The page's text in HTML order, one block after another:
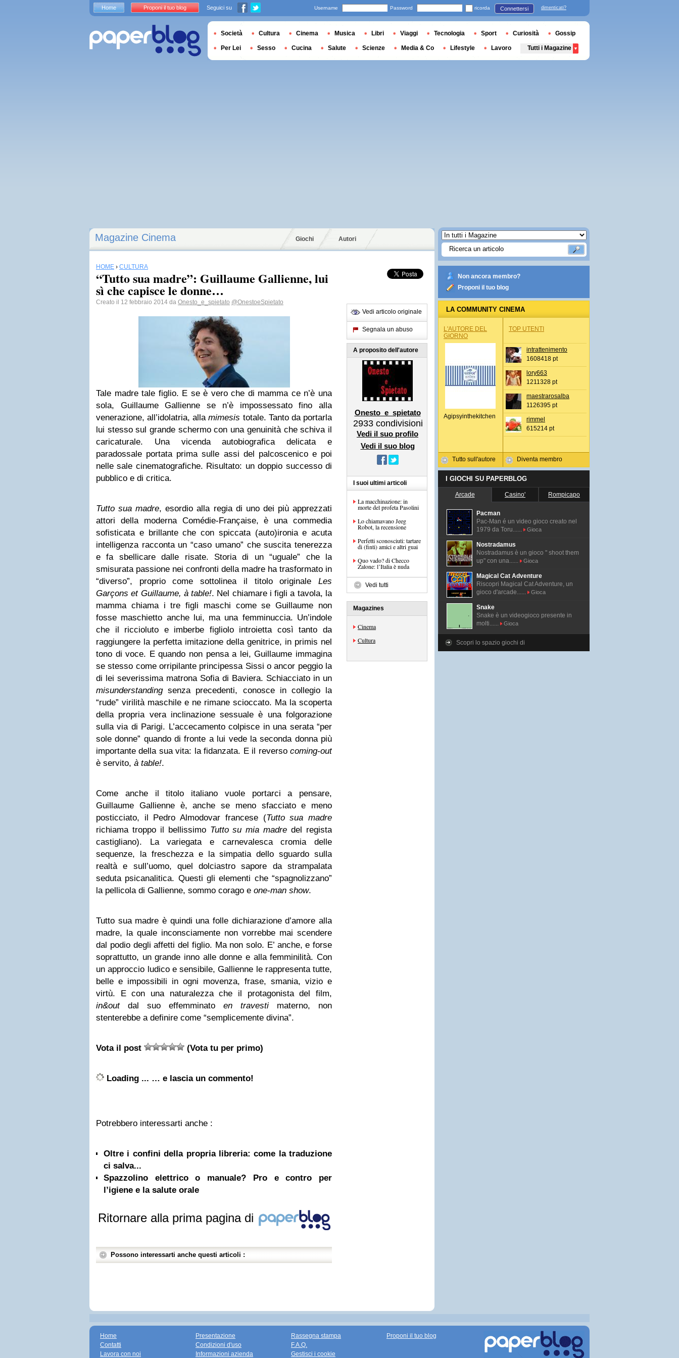
Magazine Cinema Giochi Autori
HOME › CULTURA
“Tutto sua madre”: Guillaume Gallienne, lui
sì che capisce le donne…
Creato il 12 febbraio 2014 da Onesto_e_spietato @OnestoeSpietato
Tale madre tale figlio. E se è vero che di mamma ce n’è una
sola, Guillaume Gallienne se n’è impossessato fino alla
venerazione, all’idolatria, allamimesis totale. Tanto da portarla
lui stesso sul grande schermo con una genuinità che schiva il
caricaturale. Una vicenda autobiografica delicata e
paradossale portata prima sulle assi del palcoscenico e poi
nelle sale cinematografiche. Risultato: un doppio successo di
pubblico e di critica.
Tutto sua madre, esordio alla regia di uno dei più apprezzati
attori della moderna Comédie-Française, è una commedia
sofisticata e brillante che con spiccata (auto)ironia e acuta
intelligenza racconta un “caso umano” che suscita tenerezza
e fa sbellicare dalle risate. Storia di un “uguale” che la
smisurata passione nei confronti della madre ha trasformato in
“diverso”, proprio come sottolinea il titolo originale Les
Garçons et Guillaume, à table!. Nel chiamare i figli a tavola, la
mamma chiama i tre figli maschi come se Guillaume non
fosse maschietto anche lui, ma una femminuccia. Un’indole
che il riccioluto e imberbe figliolo introietta così tanto da
raggiungere la perfetta imitazione della genitrice, in primis nel
tono di voce. E quando non pensa a lei, Guillaume immagina
se stesso come orripilante principessa Sissi o ancor peggio la
di lei severissima matrona Sofia di Baviera. Schiacciato in un
misunderstandingsenza precedenti, conosce in collegio la
“rude” virilità maschile e ne rimane scioccato. Ma la scoperta
della propria vera inclinazione sessuale è una folgorazione
sulla via di Parigi. L’accecamento colpisce in una serata “per
sole donne” quando di fronte a lui vede la seconda donna più
importante della sua vita: la fidanzata. E il reverso coming-out
è servito, à table!.
Come anche il titolo italiano vuole portarci a pensare,
Guillaume Gallienne è, anche se meno sfacciato e meno
posticciato, il Pedro Almodovar francese (Tutto sua madre
richiama troppo il bellissimo Tutto su mia madre del regista
castigliano). La variegata e carnevalesca cromia delle
sequenze, la freschezza e la simpatia dello sguardo sulla
realtà e sull’uomo, quel dolciastro sapore da strampalata
seduta psicanalitica. Questi gli elementi che “spagnolizzano”
la pellicola di Gallienne, sommo corago e one-man show.
Tutto sua madre è quindi una folle dichiarazione d’amore alla
madre, la quale inconsciamente non vorrebbe mai scendere
dal podio degli affetti del figlio. Ma non solo. E’ anche, e forse
soprattutto, un grande inno alle donne e alla femminilità. Con
un approccio ludico e sensibile, Gallienne le rappresenta tutte,
belle e impossibili in ogni movenza, frase, smania, vizio e
virtù. E con una naturalezza che il protagonista del film,
in&outdal suo effemminato en travesti materno, non
stenterebbe a definire come “semplicemente divina”.
Vota il post (Vota tu per primo)
Loading ... … e lascia un commento!
Potrebbero interessarti anche :
Oltre i confini della propria libreria: come la traduzione
ci salva...
Spazzolino elettrico o manuale? Pro e contro per
l’igiene e la salute orale
Ritornare alla prima pagina di
Possono interessarti anche questi articoli :
Vedi articolo originale
Segnala un abuso
A proposito dell'autore
Onesto_e_spietato
2933 condivisioni
Vedi il suo profilo
Vedi il suo blog
I suoi ultimi articoli
La macchinazione: in
morte del profeta Pasolini
Lo chiamavano Jeeg
Robot, la recensione
Perfetti sconosciuti: tartare
di (finti) amici e altri guai
Quo vado? di Checco
Zalone: l’Italia è nuda
Vedi tutti
Magazines
Cinema
Cultura
Non ancora membro?
Proponi il tuo blog
LA COMMUNITY CINEMA
L'AUTORE DEL
GIORNO
Agipsyinthekitchen
Tutto sull'autore
TOP UTENTI
intrattenimento
1608418 pt
lory663
1211328 pt
maestrarosalba
1126395 pt
rimmel
615214 pt
Diventa membro
I GIOCHI SU PAPERBLOG
Arcade Casino' Rompicapo
Pacman
Pac-Man é un video gioco creato nel
1979 da Toru......
Gioca
Nostradamus
Nostradamus è un gioco " shoot them
up" con una......
Gioca
Magical Cat Adventure
Riscopri Magical Cat Adventure, un
gioco d'arcade......
Gioca
Snake
Snake è un videogioco presente in
molti......
Gioca
Scopri lo spazio giochi di
Home Proponi il tuo blog Seguici su Username Password ricorda Connettersi dimenticati?
Società Cultura Cinema Musica Libri Viaggi Tecnologia Sport Curiosità Gossip
Per Lei Sesso Cucina Salute Scienze Media & Co Lifestyle Lavoro Tutti i Magazine
Home
Contatti
Lavora con noi
Presentazione
Condizioni d'uso
Informazioni azienda
Rassegna stampa
F.A.Q.
Gestisci i cookie
Proponi il tuo blog